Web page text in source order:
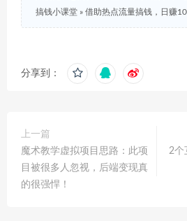
搞钱小课堂 » 借助热点流量搞钱，日赚
分享到：
上一篇
魔术教学虚拟项目思路：此项
目被很多人忽视，后端变现真
的很强悍！
2个